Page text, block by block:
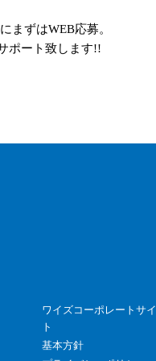
まずはWEB応募。
ポート致します!!
ワイズコーポレートサイ
ト
基本方針